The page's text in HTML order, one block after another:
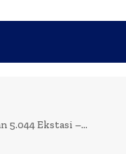
5.044 Ekstasi –...